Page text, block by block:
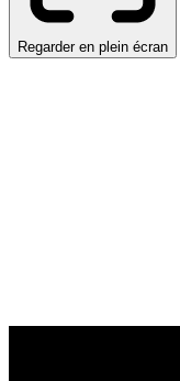
Regarder en plein écran